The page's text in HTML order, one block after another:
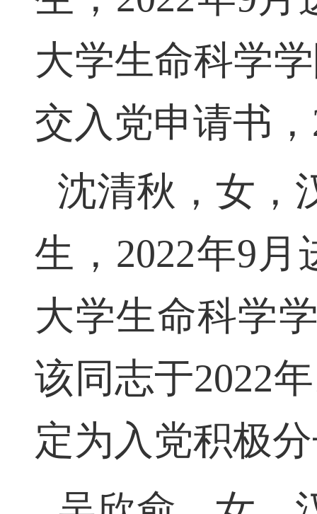
生，2022年9
大学生命科学
交入党申请书
沈清秋，女，
生，2022年9
大学生命科学
该同志于2022
定为入党积极